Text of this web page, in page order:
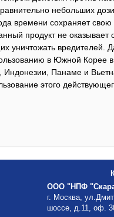
небольших
времени сохраняет свою
продукт не оказывает
уничтожать вредителей.
в Южной Корее в
Индонезии, Панаме и
этого
ООО "НПФ
г. Москва,
шоссе, д.11, оф.